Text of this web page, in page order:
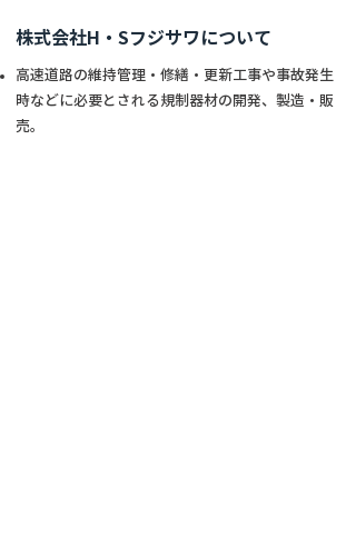
株式会社H・Sフジサワについて
高速道路の維持管理・修繕・更新工事や事故発生
時などに必要とされる規制器材の開発、製造・販
売。